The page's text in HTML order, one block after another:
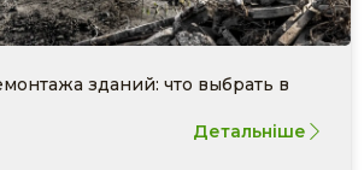
зданий: что выбрать в
Детальніше